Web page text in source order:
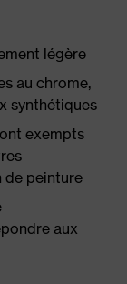
légère
au chrome,
synthétiques
exempts
de peinture
aux